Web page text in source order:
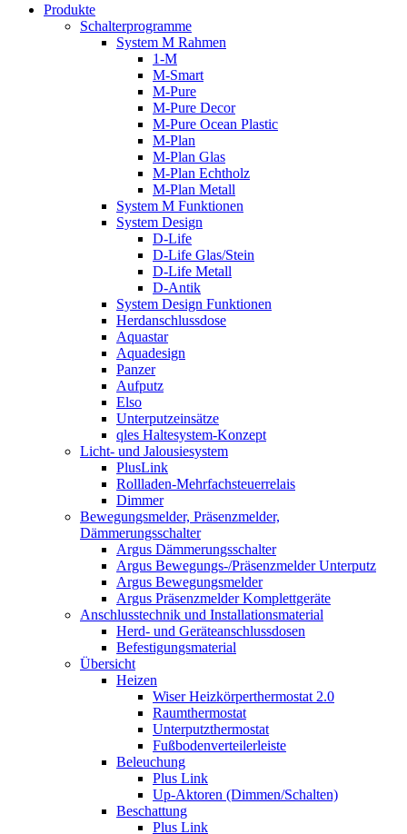
Produkte
Schalterprogramme
System M Rahmen
1-M
M-Smart
M-Pure
M-Pure Decor
M-Pure Ocean Plastic
M-Plan
M-Plan Glas
M-Plan Echtholz
M-Plan Metall
System M Funktionen
System Design
D-Life
D-Life Glas/Stein
D-Life Metall
D-Antik
System Design Funktionen
Herdanschlussdose
Aquastar
Aquadesign
Panzer
Aufputz
Elso
Unterputzeinsätze
qles Haltesystem-Konzept
Licht- und Jalousiesystem
PlusLink
Rollladen-Mehrfachsteuerrelais
Dimmer
Bewegungsmelder, Präsenzmelder,
Dämmerungsschalter
Argus Dämmerungsschalter
Argus Bewegungs-/Präsenzmelder Unterputz
Argus Bewegungsmelder
Argus Präsenzmelder Komplettgeräte
Anschlusstechnik und Installationsmaterial
Herd- und Geräteanschlussdosen
Befestigungsmaterial
Übersicht
Heizen
Wiser Heizkörperthermostat 2.0
Raumthermostat
Unterputzthermostat
Fußbodenverteilerleiste
Beleuchung
Plus Link
Up-Aktoren (Dimmen/Schalten)
Beschattung
Plus Link